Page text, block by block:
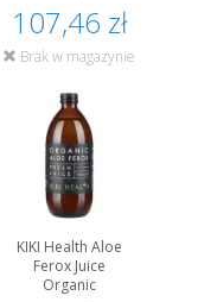
107,46 zł
Brak w magazynie
KIKI Health Aloe
Ferox Juice
Organic